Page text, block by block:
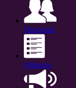
Персоны
Опросы